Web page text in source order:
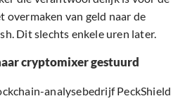
overmaken van geld naar de
Dit slechts enkele uren later.
cryptomixer gestuurd
analysebedrijf PeckShield